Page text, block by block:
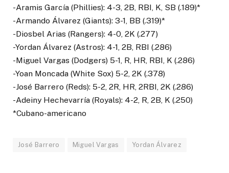
-Aramis García (Phillies): 4-3, 2B, RBI, K, SB (.189)*
-Armando Álvarez (Giants): 3-1, BB (.319)*
-Diosbel Arias (Rangers): 4-0, 2K (.277)
-Yordan Álvarez (Astros): 4-1, 2B, RBI (.286)
-Miguel Vargas (Dodgers) 5-1, R, HR, RBI, K (.286)
-Yoan Moncada (White Sox) 5-2, 2K (.378)
-José Barrero (Reds): 5-2, 2R, HR, 2RBI, 2K (.286)
-Adeiny Hechevarría (Royals): 4-2, R, 2B, K (.250)
*Cubano-americano
José Barrero Miguel Vargas Yordan Álvarez